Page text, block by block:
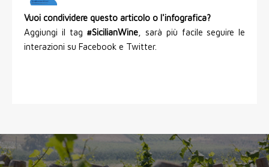
Vuoi condividere questo articolo o l'infografica?
Aggiungi il tag #SicilianWine , sarà più facile seguire le
interazioni su Facebook e Twitter.